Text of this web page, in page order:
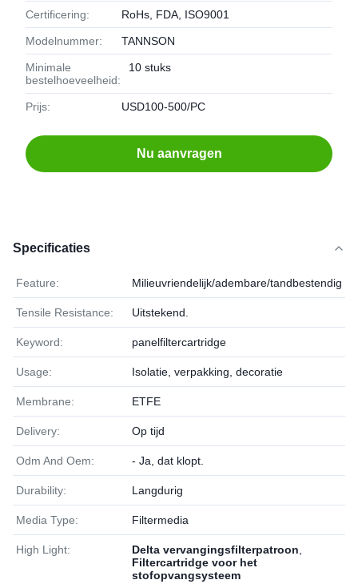
Certificering: RoHs, FDA, ISO9001
Modelnummer: TANNSON
Minimale
bestelhoeveelheid:
10 stuks
Prijs: USD100-500/PC
Nu aanvragen
Specificaties
Feature: Milieuvriendelijk/adembare/tandbestendig
Tensile Resistance: Uitstekend.
Keyword: panelfiltercartridge
Usage: Isolatie, verpakking, decoratie
Membrane: ETFE
Delivery: Op tijd
Odm And Oem: - Ja, dat klopt.
Durability: Langdurig
Media Type: Filtermedia
High Light: Delta vervangingsfilterpatroon
Filtercartridge voor het
stofopvangsysteem